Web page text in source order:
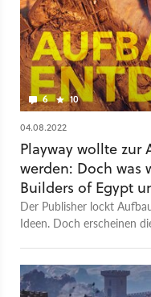
6 10
04.08.2022
Playway wollte zur
werden: Doch was
Builders of Egypt
Der Publisher lockt
Ideen. Doch erscheinen